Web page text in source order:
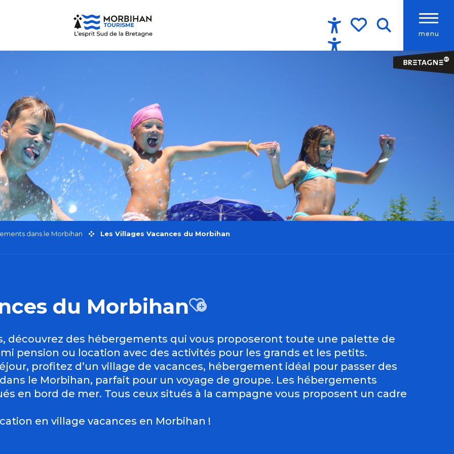
menu
Accessibilité
dans le Morbihan Les Villages Vacances du Morbihan
du MorbihanAjouter aux
découvrez des hébergements qui vous proposeront toute une palette de
pension ou location avec des activités pour les grands et les petits.
profitez d’un village de vacances, hébergement idéal pour passer des
le Morbihan, parfait pour un voyage de groupe. Les hébergements
en bord de mer. Tous ceux situés à la campagne vous proposent un cadre
en village vacances en Morbihan !